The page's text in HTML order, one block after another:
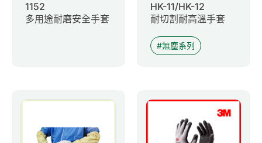
繁體中文
1152
多用途耐磨安全手套
HK-11/HK-12
耐切割耐高溫手套
無塵系列